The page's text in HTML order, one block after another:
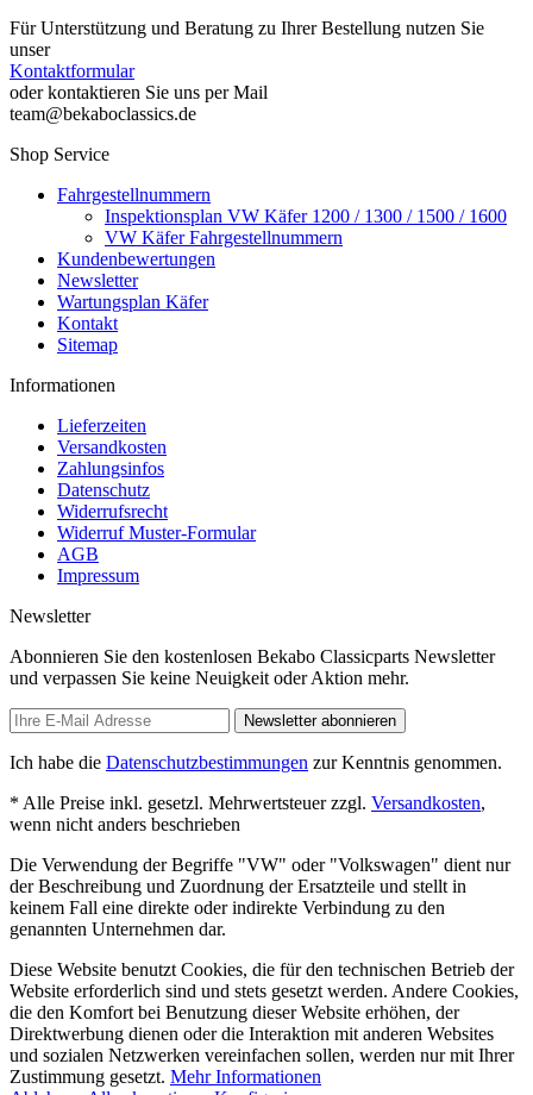
Für Unterstützung und Beratung zu Ihrer Bestellung nutzen Sie
unser
Kontaktformular
oder kontaktieren Sie uns per Mail
team@bekaboclassics.de
Shop Service
Fahrgestellnummern
Inspektionsplan VW Käfer 1200 / 1300 / 1500 / 1600
VW Käfer Fahrgestellnummern
Kundenbewertungen
Newsletter
Wartungsplan Käfer
Kontakt
Sitemap
Informationen
Lieferzeiten
Versandkosten
Zahlungsinfos
Datenschutz
Widerrufsrecht
Widerruf Muster-Formular
AGB
Impressum
Newsletter
Abonnieren Sie den kostenlosen Bekabo Classicparts Newsletter
und verpassen Sie keine Neuigkeit oder Aktion mehr.
Newsletter abonnieren
Ich habe die Datenschutzbestimmungen zur Kenntnis genommen.
* Alle Preise inkl. gesetzl. Mehrwertsteuer zzgl. Versandkosten,
wenn nicht anders beschrieben
Die Verwendung der Begriffe "VW" oder "Volkswagen" dient nur
der Beschreibung und Zuordnung der Ersatzteile und stellt in
keinem Fall eine direkte oder indirekte Verbindung zu den
genannten Unternehmen dar.
Diese Website benutzt Cookies, die für den technischen Betrieb der
Website erforderlich sind und stets gesetzt werden. Andere Cookies,
die den Komfort bei Benutzung dieser Website erhöhen, der
Direktwerbung dienen oder die Interaktion mit anderen Websites
und sozialen Netzwerken vereinfachen sollen, werden nur mit Ihrer
Zustimmung gesetzt. Mehr Informationen